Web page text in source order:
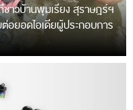
ชาวบ้านพุมเรียง สุราษฎร์ฯ
อยอดไอเดียผู้ประกอบการ